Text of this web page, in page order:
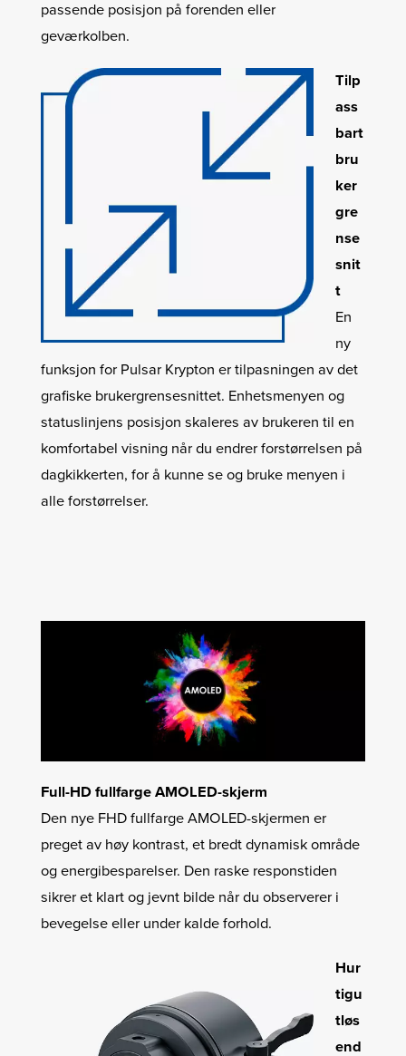
passende posisjon på forenden eller
geværkolben.
Tilp
ass
bart
bru
ker
gre
nse
snit
t
En
ny
funksjon for Pulsar Krypton er tilpasningen av det
grafiske brukergrensesnittet. Enhetsmenyen og
statuslinjens posisjon skaleres av brukeren til en
komfortabel visning når du endrer forstørrelsen på
dagkikkerten, for å kunne se og bruke menyen i
alle forstørrelser.
Full-HD fullfarge AMOLED-skjerm
Den nye FHD fullfarge AMOLED-skjermen er
preget av høy kontrast, et bredt dynamisk område
og energibesparelser. Den raske responstiden
sikrer et klart og jevnt bilde når du observerer i
bevegelse eller under kalde forhold.
Hur
tigu
tløs
end